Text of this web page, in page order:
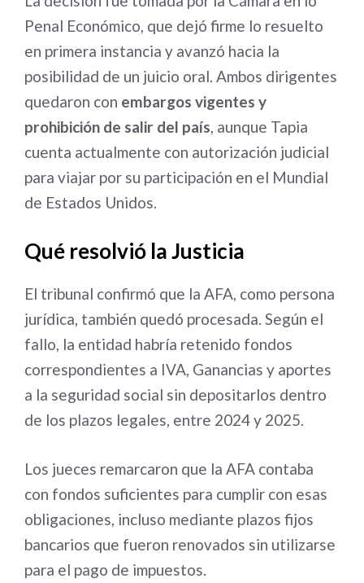
Penal Económico, que dejó firme lo resuelto
en primera instancia y avanzó hacia la
posibilidad de un juicio oral. Ambos dirigentes
quedaron con embargos vigentes y
prohibición de salir del país , aunque Tapia
cuenta actualmente con autorización judicial
para viajar por su participación en el Mundial
de Estados Unidos.
Qué resolvió la Justicia
El tribunal confirmó que la AFA, como persona
jurídica, también quedó procesada. Según el
fallo, la entidad habría retenido fondos
correspondientes a IVA, Ganancias y aportes
a la seguridad social sin depositarlos dentro
de los plazos legales, entre 2024 y 2025.
Los jueces remarcaron que la AFA contaba
con fondos suficientes para cumplir con esas
obligaciones, incluso mediante plazos fijos
bancarios que fueron renovados sin utilizarse
para el pago de impuestos.